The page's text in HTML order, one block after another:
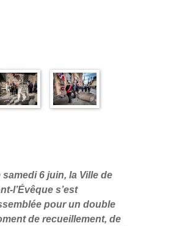
samedi 6 juin, la Ville de
l’Évêque s’est
pour un double
de recueillement, de